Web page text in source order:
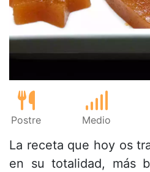
Postre Medio
La receta que hoy os
en su totalidad, más